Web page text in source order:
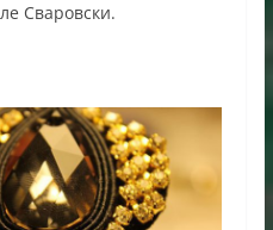
Сваровски.